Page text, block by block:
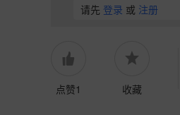
请先 登录 或 注册
点赞1 收藏